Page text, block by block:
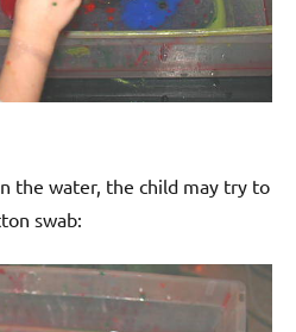
the water, the child may try to
swab: